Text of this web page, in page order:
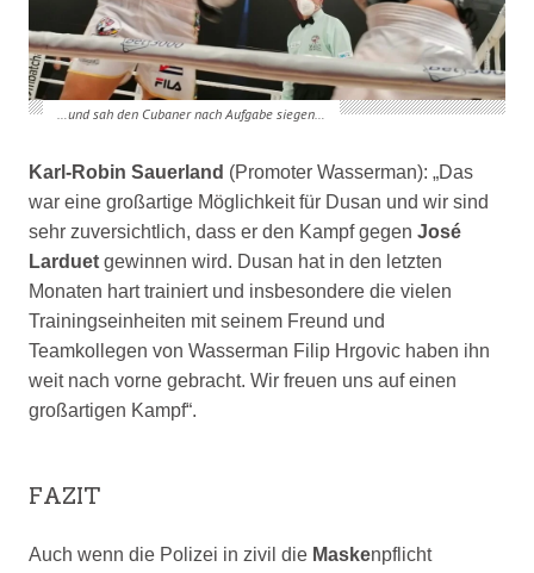
…und sah den Cubaner nach Aufgabe siegen…
Karl-Robin Sauerland (Promoter Wasserman): „Das
war eine großartige Möglichkeit für Dusan und wir sind
sehr zuversichtlich, dass er den Kampfgegen José
Larduet gewinnen wird. Dusan hat in den letzten
Monaten harttrainiert und insbesondere die vielen
Trainingseinheiten mit seinem Freund und
Teamkollegen von Wasserman Filip Hrgovic haben ihn
weit nach vorne gebracht. Wir freuen uns auf einen
großartigen Kampf“.
FAZIT
Auch wenn die Polizei in zivil die Maskenpflicht